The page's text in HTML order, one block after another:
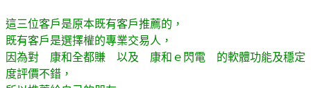
這三位客戶是原本既有客戶推薦的，
既有客戶是選擇權的專業交易人，
因為對 康和全都賺 以及 康和ｅ閃電 的軟體功能及穩定
度評價不錯，